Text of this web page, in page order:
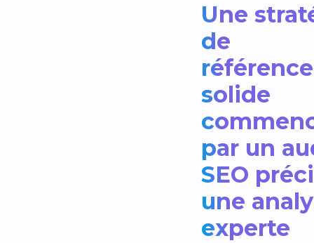
Une
de
solide
par un
SEO
une
experte